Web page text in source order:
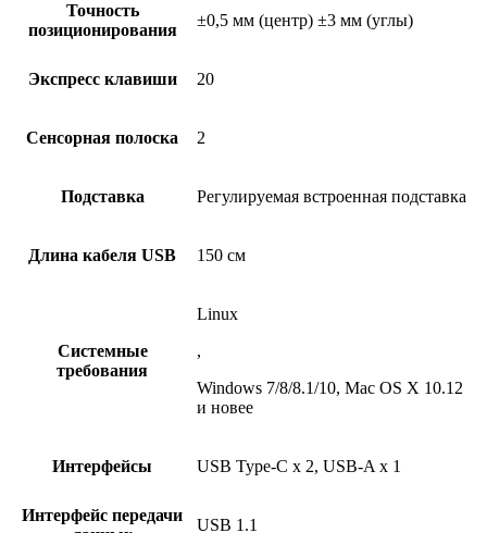
Точность
позиционирования
±0,5 мм (центр) ±3 мм (углы)
Экспресс клавиши 20
Сенсорная полоска 2
Подставка Регулируемая встроенная подставка
Длина кабеля USB 150 см
Системные
требования
Linux
,
Windows 7/8/8.1/10, Mac OS X 10.12
и новее
Интерфейсы USB Type-C x 2, USB-A x 1
Интерфейс передачи
USB 1.1